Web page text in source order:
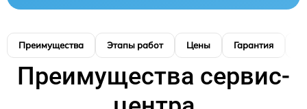
Преимущества Этапы работ Цены Гарантия
Преимущества сервис-